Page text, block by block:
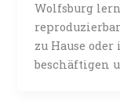
Wolfsburg
zu Hause
beschäftigen